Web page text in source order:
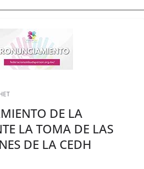
DE LA
LA TOMA DE LAS
DE LA CEDH